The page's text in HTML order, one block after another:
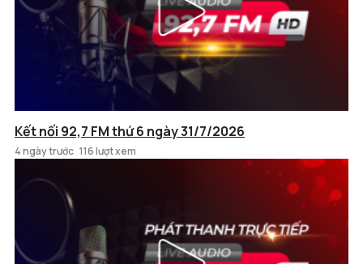
Kết nối 92,7 FM thứ 6 ngày 31/7/2026
4 ngày trước 116 lượt xem